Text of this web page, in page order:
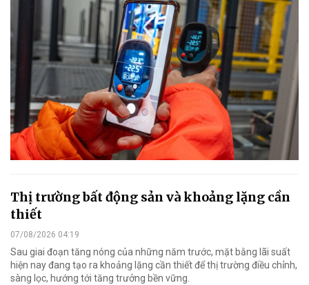
Thị trường bất động sản và khoảng lặng cần
thiết
07/08/2026 04:19
Sau giai đoạn tăng nóng của những năm trước, mặt bằng lãi suất
hiện nay đang tạo ra khoảng lặng cần thiết để thị trường điều chỉnh,
sàng lọc, hướng tới tăng trưởng bền vững.